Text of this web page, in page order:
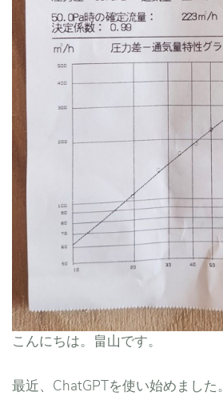
こんにちは。畠山です。
最近、ChatGPTを使い始めました。